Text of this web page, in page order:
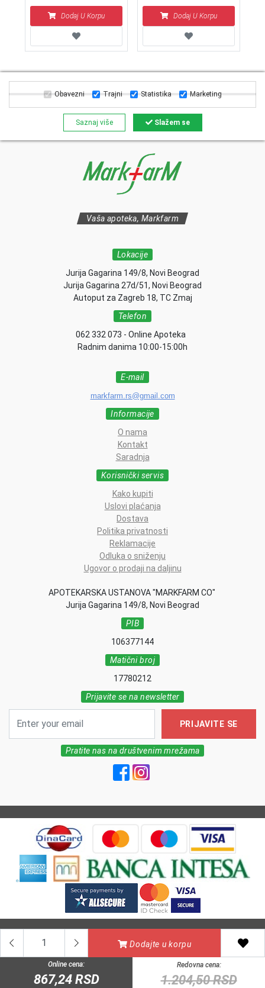
Dodajte u korpu
Online cena:
867,24 RSD
Redovna cena:
1.204,50 RSD
Dodaj U Korpu Dodaj U Korpu
Vaša apoteka, Markfarm
Lokacije
Jurija Gagarina 149/8, Novi Beograd
Jurija Gagarina 27d/51, Novi Beograd
Autoput za Zagreb 18, TC Zmaj
Telefon
062 332 073 - Online Apoteka
Radnim danima 10:00-15:00h
E-mail
markfarm.rs@gmail.com
Informacije
O nama
Kontakt
Saradnja
Korisnički servis
Kako kupiti
Uslovi plaćanja
Dostava
Politika privatnosti
Reklamacije
Odluka o sniženju
Ugovor o prodaji na daljinu
APOTEKARSKA USTANOVA "MARKFARM CO"
Jurija Gagarina 149/8, Novi Beograd
PIB
106377144
Matični broj
17780212
Prijavite se na newsletter
PRIJAVITE SE
Pratite nas na društvenim mrežama
Obavezni Trajni Statistika Marketing
Saznaj više Slažem se